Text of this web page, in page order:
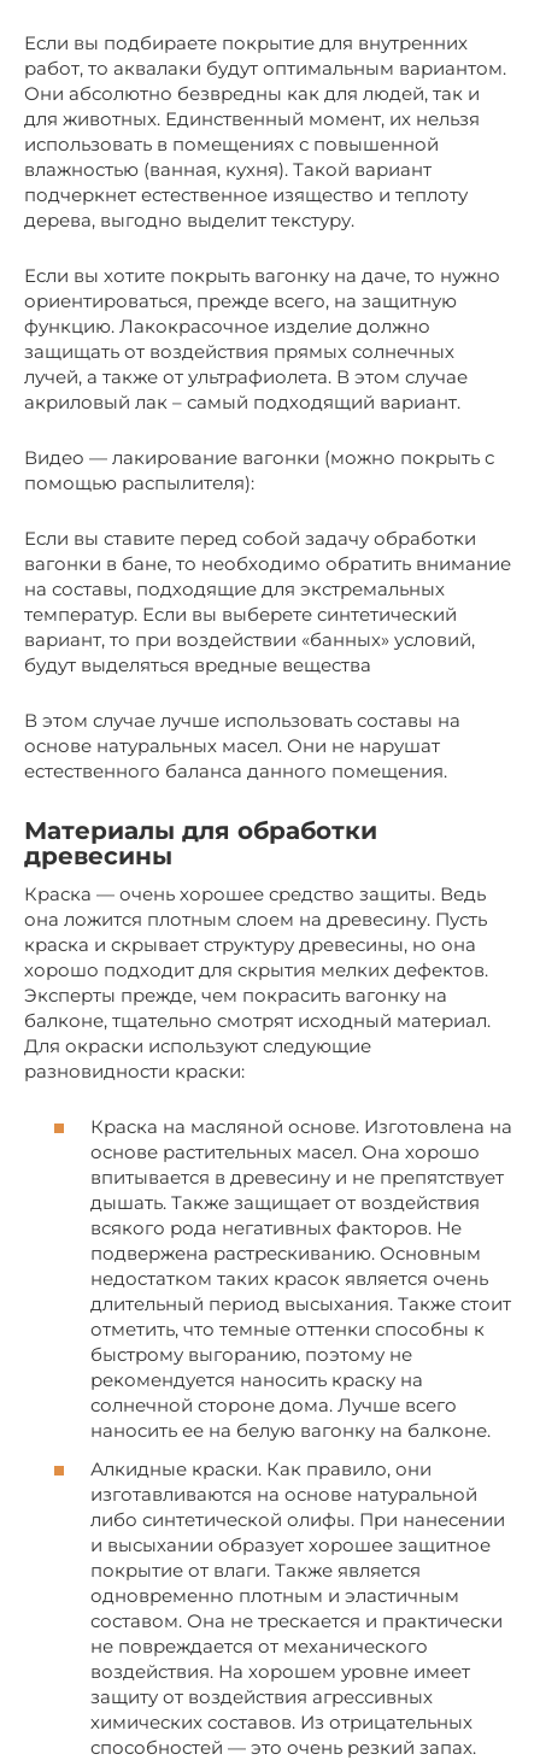
Если вы подбираете покрытие для внутренних
работ, то аквалаки будут оптимальным вариантом.
Они абсолютно безвредны как для людей, так и
для животных. Единственный момент, их нельзя
использовать в помещениях с повышенной
влажностью (ванная, кухня). Такой вариант
подчеркнет естественное изящество и теплоту
дерева, выгодно выделит текстуру.
Если вы хотите покрыть вагонку на даче, то нужно
ориентироваться, прежде всего, на защитную
функцию. Лакокрасочное изделие должно
защищать от воздействия прямых солнечных
лучей, а также от ультрафиолета. В этом случае
акриловый лак – самый подходящий вариант.
Видео — лакирование вагонки (можно покрыть с
помощью распылителя):
Если вы ставите перед собой задачу обработки
вагонки в бане, то необходимо обратить внимание
на составы, подходящие для экстремальных
температур. Если вы выберете синтетический
вариант, то при воздействии «банных» условий,
будут выделяться вредные вещества
В этом случае лучше использовать составы на
основе натуральных масел. Они не нарушат
естественного баланса данного помещения.
Материалы для обработки
древесины
Краска — очень хорошее средство защиты. Ведь
она ложится плотным слоем на древесину. Пусть
краска и скрывает структуру древесины, но она
хорошо подходит для скрытия мелких дефектов.
Эксперты прежде, чем покрасить вагонку на
балконе, тщательно смотрят исходный материал.
Для окраски используют следующие
разновидности краски:
Краска на масляной основе. Изготовлена на
основе растительных масел. Она хорошо
впитывается в древесину и не препятствует
дышать. Также защищает от воздействия
всякого рода негативных факторов. Не
подвержена растрескиванию. Основным
недостатком таких красок является очень
длительный период высыхания. Также стоит
отметить, что темные оттенки способны к
быстрому выгоранию, поэтому не
рекомендуется наносить краску на
солнечной стороне дома. Лучше всего
наносить ее на белую вагонку на балконе.
Алкидные краски. Как правило, они
изготавливаются на основе натуральной
либо синтетической олифы. При нанесении
и высыхании образует хорошее защитное
покрытие от влаги. Также является
одновременно плотным и эластичным
составом. Она не трескается и практически
не повреждается от механического
воздействия. На хорошем уровне имеет
защиту от воздействия агрессивных
химических составов. Из отрицательных
способностей — это очень резкий запах.